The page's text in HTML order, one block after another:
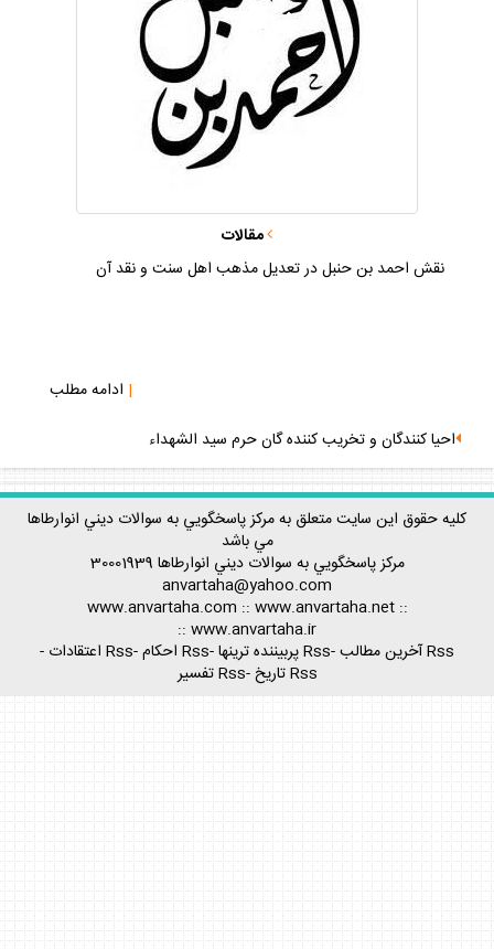
مقالات
نقش احمد بن حنبل در تعديل مذهب اهل سنت و نقد آن
| ادامه مطلب
احيا كنندگان و تخريب كننده گان حرم سيد الشهداء
كليه حقوق اين سايت متعلق به مركز پاسخگويي به سوالات ديني انوارطاها
مي باشد
مركز پاسخگويي به سوالات ديني انوارطاها 30001939
anvartaha@yahoo.com
www.anvartaha.com :: www.anvartaha.net::
www.anvartaha.ir
::
Rss آخرين مطالب
-Rss پربيننده ترينها -Rss احكام -Rss اعتقادات
-
Rss تاريخ
-Rss تفسير